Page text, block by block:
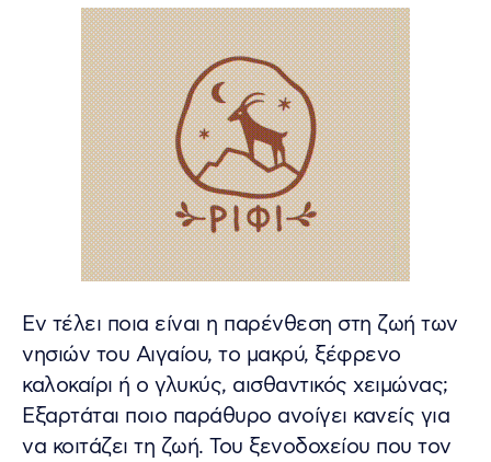
Εν τέλει ποια είναι η παρένθεση στη ζωή των
νησιών του Αιγαίου, το μακρύ, ξέφρενο
καλοκαίρι ή ο γλυκύς, αισθαντικός χειμώνας;
Εξαρτάται ποιο παράθυρο ανοίγει κανείς για
να κοιτάζει τη ζωή. Του ξενοδοχείου που τον